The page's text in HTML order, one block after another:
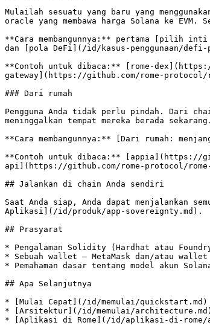
Mulailah sesuatu yang baru yang
oracle yang membawa harga Solana ke
**Cara membangunnya:** pertama [pilih
dan [pola DeFi](/id/kasus-penggunaan/defi-
**Contoh untuk dibaca:** [rome-
gateway](https://github.com/rome-protocol/
### Dari rumah
Pengguna Anda tidak perlu pindah. Dari
meninggalkan tempat mereka berada sekarang.
**Cara membangunnya:** [Dari rumah:
**Contoh untuk dibaca:** [appia](https://
api](https://github.com/rome-protocol/
## Jalankan di chain Anda sendiri
Saat Anda siap, Anda dapat menjalankan
Aplikasi](/id/produk/app-sovereignty.md).
## Prasyarat
* Pengalaman Solidity (Hardhat atau
* Sebuah wallet — MetaMask dan/atau
* Pemahaman dasar tentang model akun
## Apa Selanjutnya
* [Mulai Cepat](/id/memulai/quickstart.md)
* [Arsitektur](/id/memulai/architecture.md)
* [Aplikasi di Rome](/id/aplikasi-di-rome/